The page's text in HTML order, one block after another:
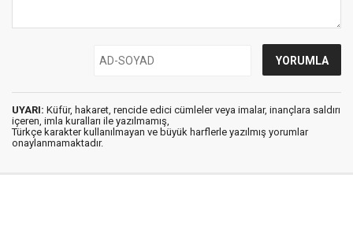
UYARI: Küfür, hakaret, rencide edici cümleler veya imalar, inançlara saldırı
içeren, imla kuralları ile yazılmamış,
Türkçe karakter kullanılmayan ve büyük harflerle yazılmış yorumlar
onaylanmamaktadır.